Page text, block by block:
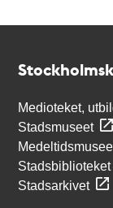
Medioteket,
Stadsmuseet
Stadsbiblioteket
Stadsarkivet